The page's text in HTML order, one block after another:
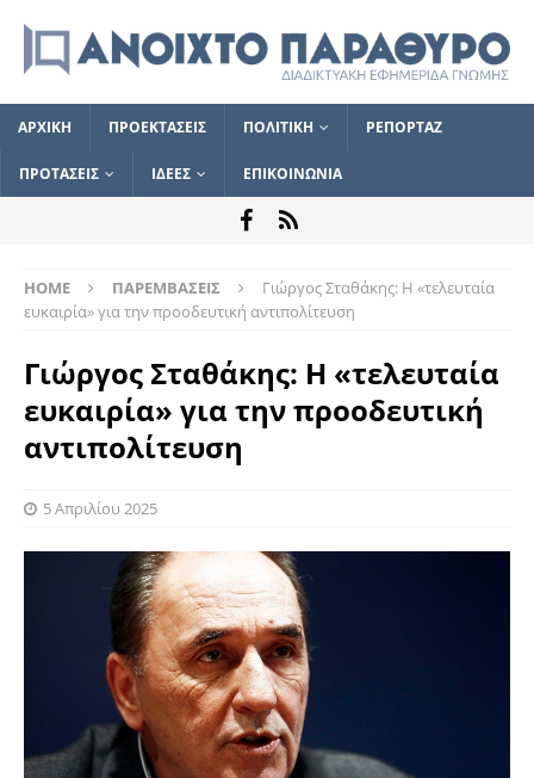
ΑΡΧΙΚΗ ΠΡΟΕΚΤΑΣΕΙΣ ΠΟΛΙΤΙΚΗ ΡΕΠΟΡΤΑΖ
ΠΡΟΤΑΣΕΙΣ ΙΔΕΕΣ ΕΠΙΚΟΙΝΩΝΙΑ
HOME ΠΑΡΕΜΒΑΣΕΙΣ
Γιώργος Σταθάκης: Η «τελευταία
ευκαιρία» για την προοδευτική αντιπολίτευση
Γιώργος Σταθάκης: Η «τελευταία
ευκαιρία» για την προοδευτική
αντιπολίτευση
5 Απριλίου 2025